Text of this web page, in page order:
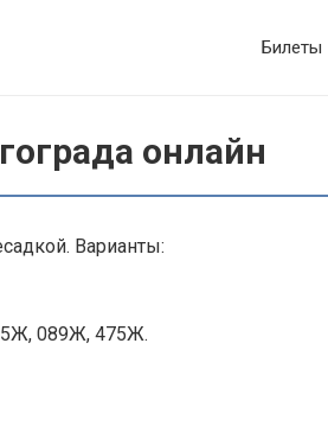
Билеты
онлайн
Варианты:
089Ж, 475Ж.